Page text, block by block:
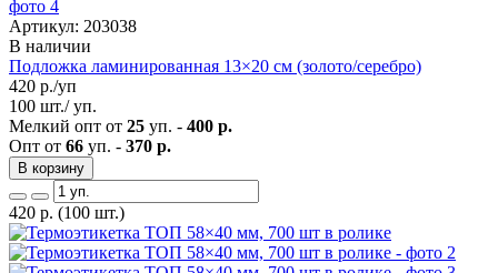
Артикул: 203038
В наличии
Подложка ламинированная 13×20 см (золото/серебро)
420 р./уп
100 шт./ уп.
Мелкий опт от 25 уп. - 400 р.
Опт от 66 уп. - 370 р.
В корзину
420 р. (100 шт.)